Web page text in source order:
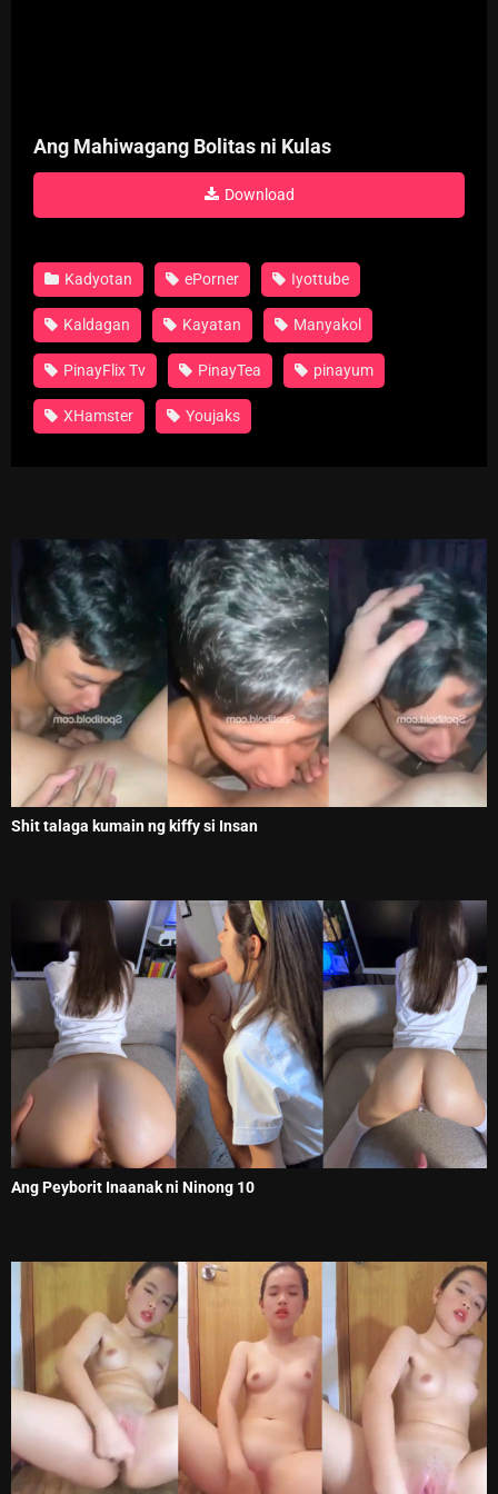
Ang Mahiwagang Bolitas ni Kulas
Download
Kadyotan ePorner Iyottube
Kaldagan Kayatan Manyakol
PinayFlix Tv PinayTea pinayum
XHamster Youjaks
Shit talaga kumain ng kiffy si Insan
Ang Peyborit Inaanak ni Ninong 10